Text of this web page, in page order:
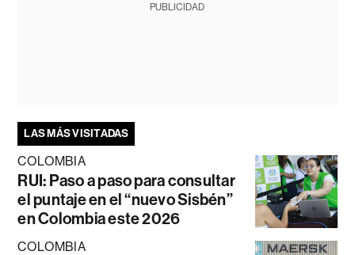
PUBLICIDAD
LAS MÁS VISITADAS
COLOMBIA
RUI: Paso a paso para consultar
el puntaje en el “nuevo Sisbén”
en Colombia este 2026
COLOMBIA